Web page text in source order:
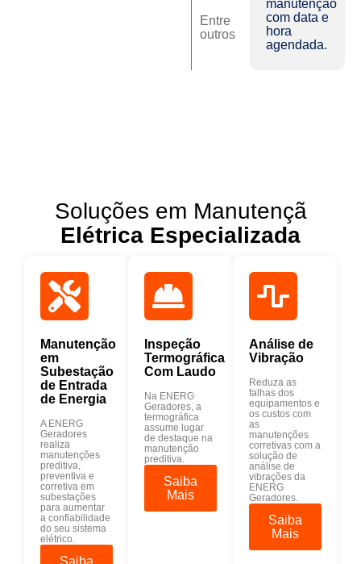
Entre
outros
manutenção
com data e
hora
agendada.
Soluções em Manutençã
Elétrica Especializada
Manutenção
em
Subestação
de Entrada
de Energia
A ENERG
Geradores
realiza
manutenções
preditiva,
preventiva e
corretiva em
subestações
para aumentar
a confiabilidade
do seu sistema
elétrico.
Inspeção
Termográfica
Com Laudo
Na ENERG
Geradores, a
termográfica
assume lugar
de destaque na
manutenção
preditiva.
Saiba
Mais
Análise de
Vibração
Reduza as
falhas dos
equipamentos e
os custos com
as
manutenções
corretivas com a
solução de
análise de
vibrações da
ENERG
Geradores.
Saiba
Mais